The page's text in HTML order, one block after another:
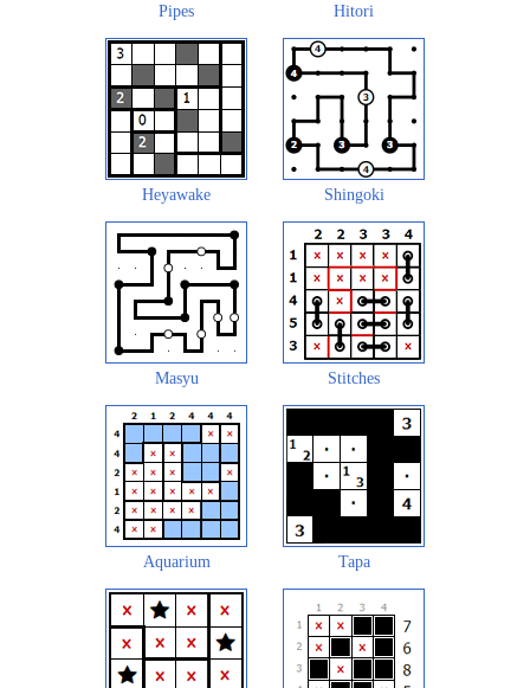
Pipes Hitori
Heyawake Shingoki
Masyu Stitches
Aquarium Tapa